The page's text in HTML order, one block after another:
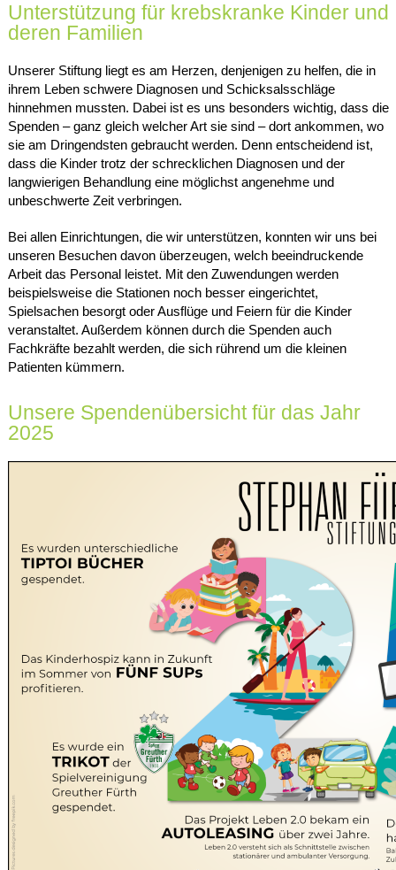
Unterstützung für krebskranke Kinder und
deren Familien
Unserer Stiftung liegt es am Herzen, denjenigen zu helfen, die in
ihrem Leben schwere Diagnosen und Schicksalsschläge
hinnehmen mussten. Dabei ist es uns besonders wichtig, dass die
Spenden – ganz gleich welcher Art sie sind – dort ankommen, wo
sie am Dringendsten gebraucht werden. Denn entscheidend ist,
dass die Kinder trotz der schrecklichen Diagnosen und der
langwierigen Behandlung eine möglichst angenehme und
unbeschwerte Zeit verbringen.
Bei allen Einrichtungen, die wir unterstützen, konnten wir uns bei
unseren Besuchen davon überzeugen, welch beeindruckende
Arbeit das Personal leistet. Mit den Zuwendungen werden
beispielsweise die Stationen noch besser eingerichtet,
Spielsachen besorgt oder Ausflüge und Feiern für die Kinder
veranstaltet. Außerdem können durch die Spenden auch
Fachkräfte bezahlt werden, die sich rührend um die kleinen
Patienten kümmern.
Unsere Spendenübersicht für das Jahr
2025